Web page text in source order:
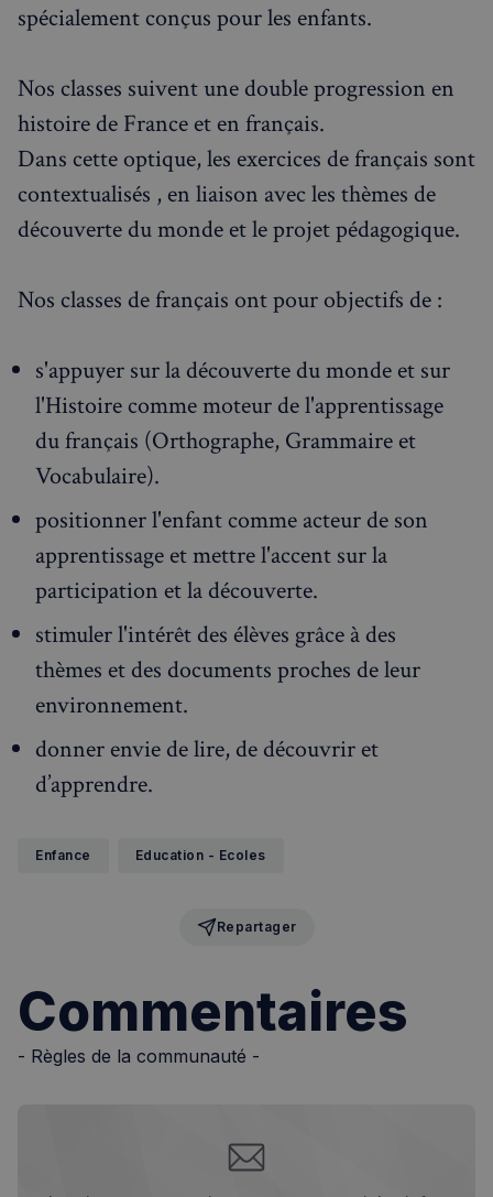
spécialement conçus pour les enfants.
Nos classes suivent une double progression en
histoire de France et en français.
Dans cette optique, les exercices de français sont
contextualisés , en liaison avec les thèmes de
découverte du monde et le projet pédagogique.
Nos classes de français ont pour objectifs de :
s'appuyer sur la découverte du monde et sur
l'Histoire comme moteur de l'apprentissage
du français (Orthographe, Grammaire et
Vocabulaire).
positionner l'enfant comme acteur de son
apprentissage et mettre l'accent sur la
participation et la découverte.
stimuler l'intérêt des élèves grâce à des
thèmes et des documents proches de leur
environnement.
donner envie de lire, de découvrir et
d’apprendre.
Enfance Education - Ecoles
Repartager
Commentaires
- Règles de la communauté -